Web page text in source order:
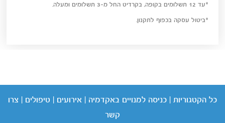
*עד 12 תשלומים בקופה, בקרדיט החל מ-3 תשלומים ומעלה.
*ביטול עסקה בכפוף לתקנון.
כל הקטגוריות | כניסה למנויים באקדמיה | אירועים | טיפולים | צרו
קשר